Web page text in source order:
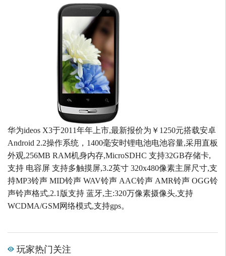
华为ideos X3于2011年年上市,最新报价为￥1250元搭载安卓
Android 2.2操作系统，1400毫安时锂电池电池容量,采用直板
外观,256MB RAM机身内存,MicroSDHC 支持32GB存储卡,
支持 电容屏 支持多触摸屏,3.2英寸 320x480像素主屏尺寸,支
持MP3铃声 MID铃声 WAV铃声 AAC铃声 AMR铃声 OGG铃
声铃声格式,2.1版支持 蓝牙,主:320万像素摄像头,支持
WCDMA/GSM网络模式,支持gps。
玩家热门关注